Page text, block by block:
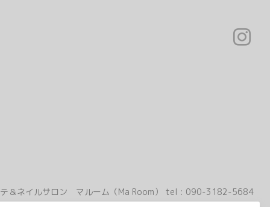
＆ネイルサロン マルーム（Ma Room） tel : 090-3182-5684